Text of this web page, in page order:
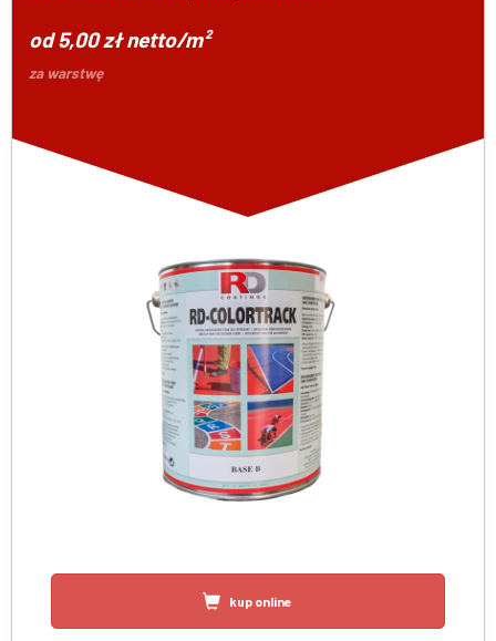
od 5,00 zł netto/m²
za warstwę
kup online